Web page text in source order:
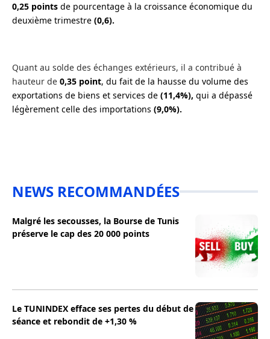
0,25 points de pourcentage à la croissance économique du
deuxième trimestre (0,6).
Quant au solde des échanges extérieurs, il a contribué à
hauteur de 0,35 point, du fait de la hausse du volume des
exportations de biens et services de (11,4%), qui a dépassé
légèrement celle des importations (9,0%).
NEWS RECOMMANDÉES
Malgré les secousses, la Bourse de Tunis
préserve le cap des 20 000 points
Le TUNINDEX efface ses pertes du début de
séance et rebondit de +1,30 %